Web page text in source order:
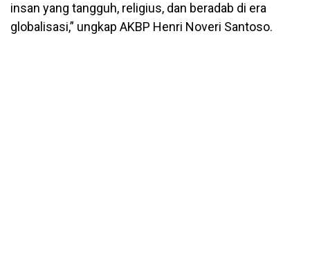
insan yang tangguh, religius, dan beradab di era
globalisasi,” ungkap AKBP Henri Noveri Santoso.